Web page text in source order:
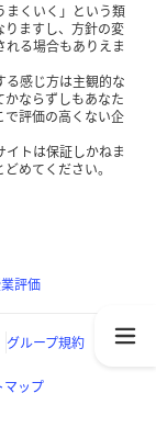
まくいく」という類
りますし、方針の変
る場合もありえま
る感じ方は主観的な
ならずしもあなた
で評価の高くない企
トは保証しかねま
めてください。
評価
グループ規約
マップ